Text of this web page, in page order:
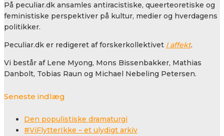
På peculiar.dk ansamles antiracistiske, queerteoretiske og
feministiske perspektiver på kultur, medier og hverdagens
politikker.
Peculiar.dk er redigeret af forskerkollektivet I affekt.
Vi består af Lene Myong, Mons Bissenbakker, Mathias
Danbolt, Tobias Raun og Michael Nebeling Petersen.
Seneste indlæg
Den populistiske dramaturgi
#ViFlytterIkke – et ulydigt arkiv